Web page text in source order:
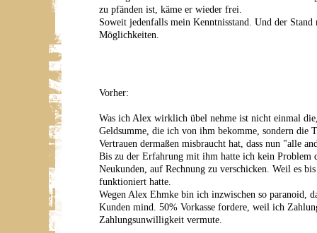
zu pfänden ist, käme er wieder frei.
Soweit jedenfalls mein Kenntnisstand. Und der
Möglichkeiten.
Vorher:
Was ich Alex wirklich übel nehme ist nicht einmal
Geldsumme, die ich von ihm bekomme, sondern die
Vertrauen dermaßen misbraucht hat, dass nun "alle
Bis zu der Erfahrung mit ihm hatte ich kein Problem
Neukunden, auf Rechnung zu verschicken. Weil es
funktioniert hatte.
Wegen Alex Ehmke bin ich inzwischen so paranoid,
Kunden mind. 50% Vorkasse fordere, weil ich
Zahlungsunwilligkeit vermute.